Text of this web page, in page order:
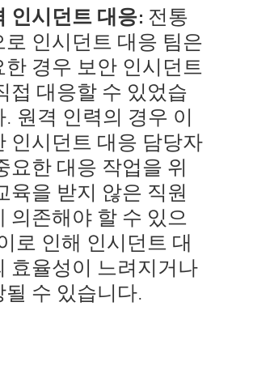
인시던트 대응: 전통
로 인시던트 대응 팀은
한 경우 보안 인시던트
접 대응할 수 있었습
. 원격 인력의 경우 이
인시던트 대응 담당자
요한 대응 작업을 위
육을 받지 않은 직원
의존해야 할 수 있으
로 인해 인시던트 대
효율성이 느려지거나
될 수 있습니다.